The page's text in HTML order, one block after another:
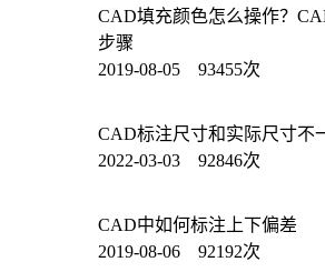
CAD填充颜色怎么操作？
步骤
2019-08-05 93455次
CAD标注尺寸和实际尺寸不
2022-03-03 92846次
CAD中如何标注上下偏差
2019-08-06 92192次